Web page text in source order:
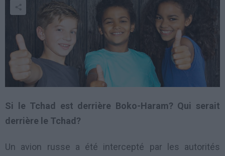
Si le Tchad est derrière Boko-Haram? Qui serait
derrière le Tchad?
Un avion russe a été intercepté par les autorités